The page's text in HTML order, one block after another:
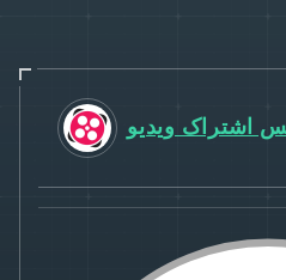
اشتراک ویدیو